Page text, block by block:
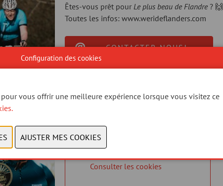
Êtes-vous prêt pour Le plus beau de Flandre? 🙌
Toutes les infos: www.werideflanders.com
CONTACTER NOUS!
ce contenu. Veuillez ajuster
vos paramètres de cookies
Consulter les cookies
Configuration des cookies
vous offrir une meilleure expérience lorsque vous visitez ce